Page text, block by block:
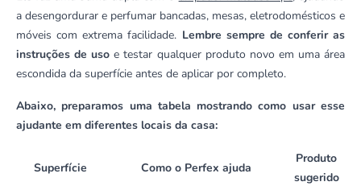
a desengordurar e perfumar bancadas, mesas, eletrodomésticos e
móveis com extrema facilidade. Lembre sempre de conferir as
instruções de uso e testar qualquer produto novo em uma área
escondida da superfície antes de aplicar por completo.
Abaixo, preparamos uma tabela mostrando como usar esse
ajudante em diferentes locais da casa:
Superfície Como o Perfex ajuda
Produto
sugerido